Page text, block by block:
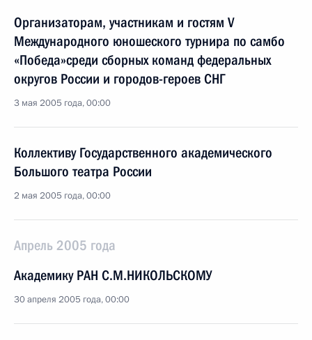
Организаторам, участникам и гостям V
Международного юношеского турнира по самбо
«Победа»среди сборных команд федеральных
округов России и городов-героев СНГ
3 мая 2005 года, 00:00
Коллективу Государственного академического
Большого театра России
2 мая 2005 года, 00:00
Апрель 2005 года
Академику РАН С.М.НИКОЛЬСКОМУ
30 апреля 2005 года, 00:00